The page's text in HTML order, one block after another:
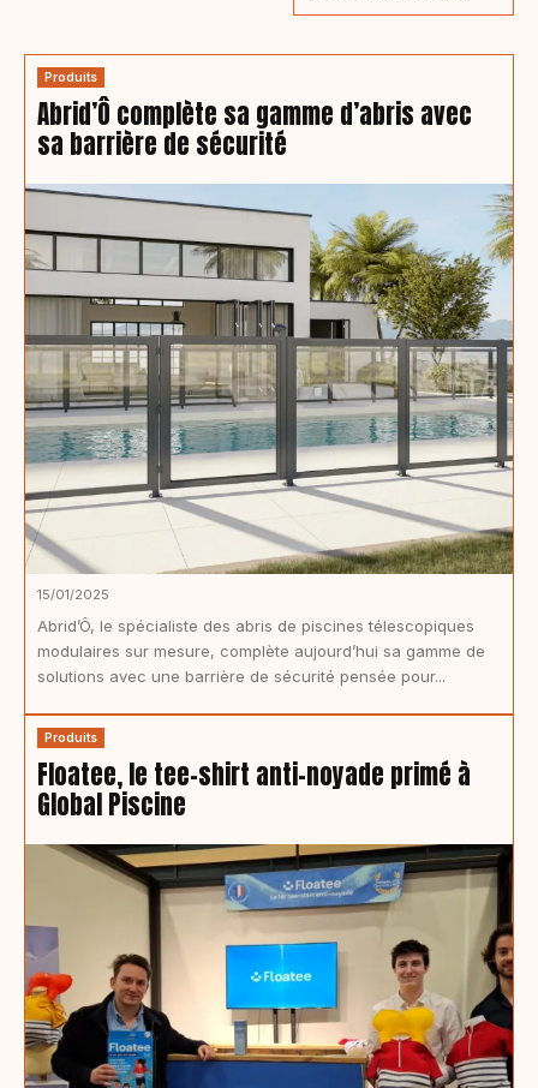
Produits
Abrid’Ô complète sa gamme d’abris avec
sa barrière de sécurité
15/01/2025
Abrid’Ô, le spécialiste des abris de piscines télescopiques
modulaires sur mesure, complète aujourd’hui sa gamme de
solutions avec une barrière de sécurité pensée pour...
Produits
Floatee, le tee-shirt anti-noyade primé à
Global Piscine